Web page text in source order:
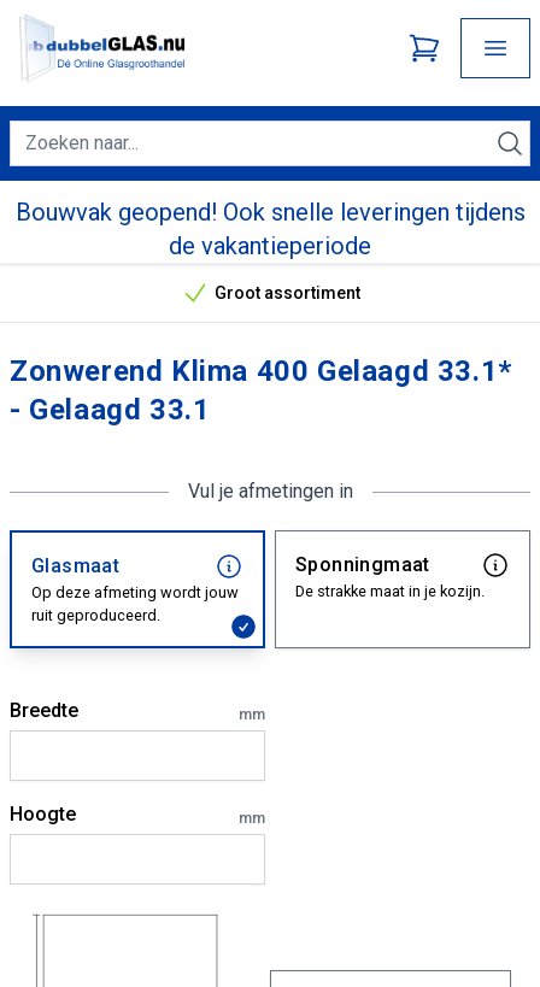
Bouwvak geopend! Ook snelle leveringen tijdens
de vakantieperiode
Onze unieke verkoopargumenten
Groot assortiment
Zonwerend Klima 400 Gelaagd 33.1*
- Gelaagd 33.1
Vul je afmetingen in
Glasmaat
Op deze afmeting wordt jouw
ruit geproduceerd.
Sponningmaat
De strakke maat in je kozijn.
Breedte mm
Hoogte mm